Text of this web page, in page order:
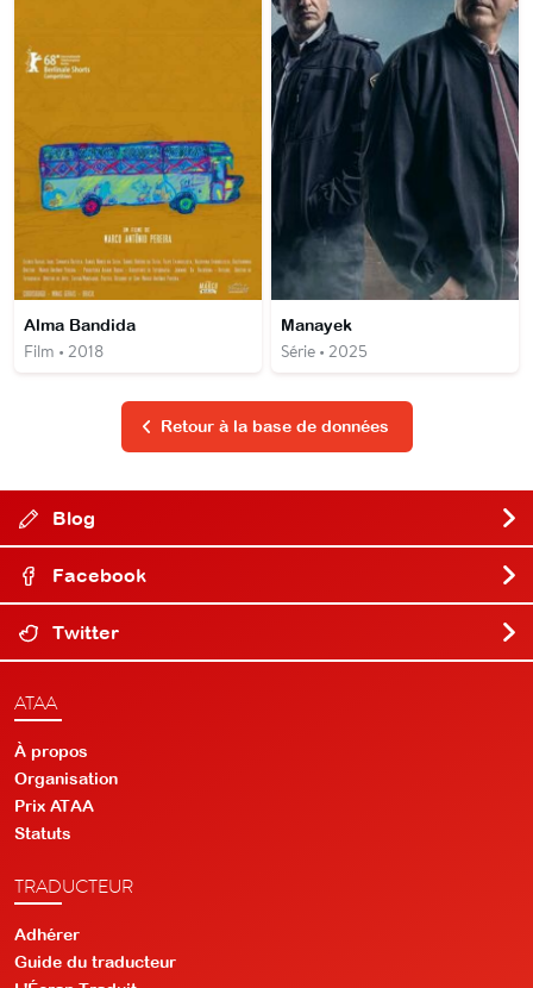
Alma Bandida
Film • 2018
Manayek
Série • 2025
Retour à la base de données
Blog
Facebook
Twitter
ATAA
À propos
Organisation
Prix ATAA
Statuts
TRADUCTEUR
Adhérer
Guide du traducteur